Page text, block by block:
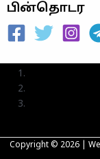
பின்தொடர
Copyright © 2026 |